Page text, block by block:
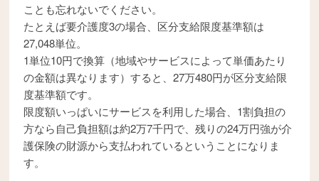
ことも忘れないでください。
たとえば要介護度3の場合、区分支給限度基準額は
27,048単位。
1単位10円で換算（地域やサービスによって単価あたり
の金額は異なります）すると、27万480円が区分支給限
度基準額です。
限度額いっぱいにサービスを利用した場合、1割負担の
方なら自己負担額は約2万7千円で、残りの24万円強が介
護保険の財源から支払われているということになりま
す。